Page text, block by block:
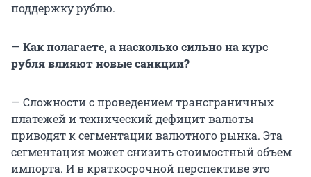
поддержку рублю.
— Как полагаете, а насколько сильно на курс
рубля влияют новые санкции?
— Сложности с проведением трансграничных
платежей и технический дефицит валюты
приводят к сегментации валютного рынка. Эта
сегментация может снизить стоимостный объем
импорта. И в краткосрочной перспективе это